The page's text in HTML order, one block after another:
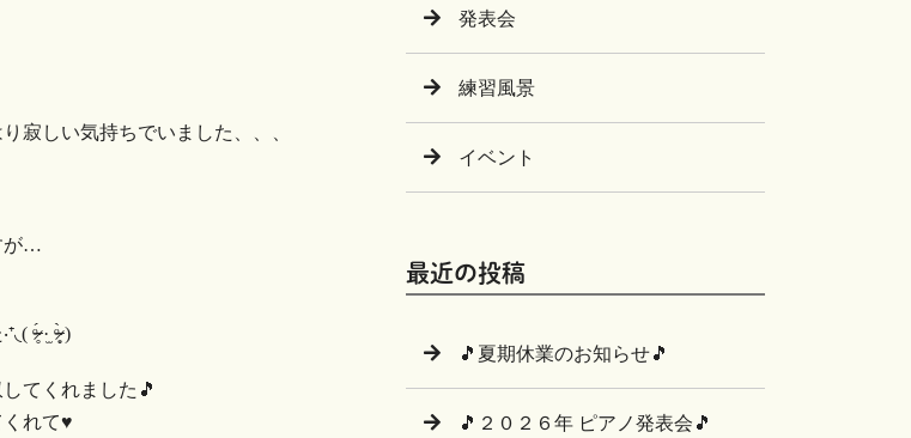
寂しい気持ちでいました、、、
が…
ᵒ̴̶̷̥́ ·̫ ᵒ̴̶̷̣̥̀ )
てくれました🎵
れて♥︎︎
発表会
練習風景
イベント
最近の投稿
🎵夏期休業のお知らせ🎵
🎵２０２６年 ピアノ発表会🎵